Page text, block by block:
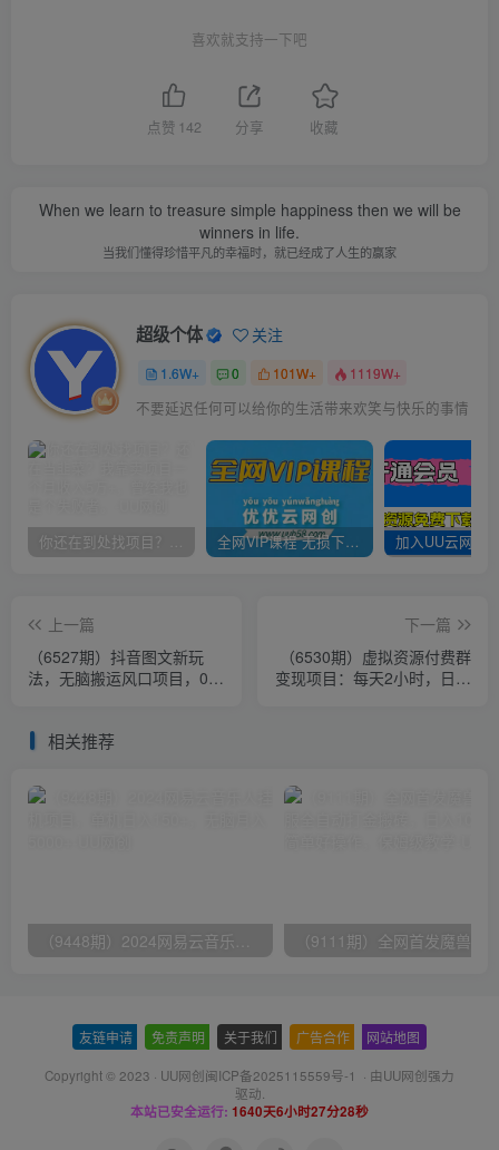
喜欢就支持一下吧
点赞 142 分享 收藏
When we learn to treasure simple happiness then we will be
winners in life.
当我们懂得珍惜平凡的幸福时，就已经成了人生的赢家
超级个体 关注
1.6W+ 0 101W+ 1119W+
不要延迟任何可以给你的生活带来欢笑与快乐的事情
你还在到处找项目？还在当韭菜？我靠卖项目一个月收入5万+，曾经我也是个失败者。 全网VIP课程 无损下载~
上一篇
（6527期）抖音图文新玩
法，无脑搬运风口项目，0门
下一篇
（6530期）虚拟资源付费群
变现项目：每天2小时，日入
相关推荐
友链申请 免责声明 关于我们 广告合作 网站地图
Copyright © 2023 · UU网创闽ICP备2025115559号-1 · 由UU网创强力
驱动.
本站已安全运行: 1640天6小时27分28秒